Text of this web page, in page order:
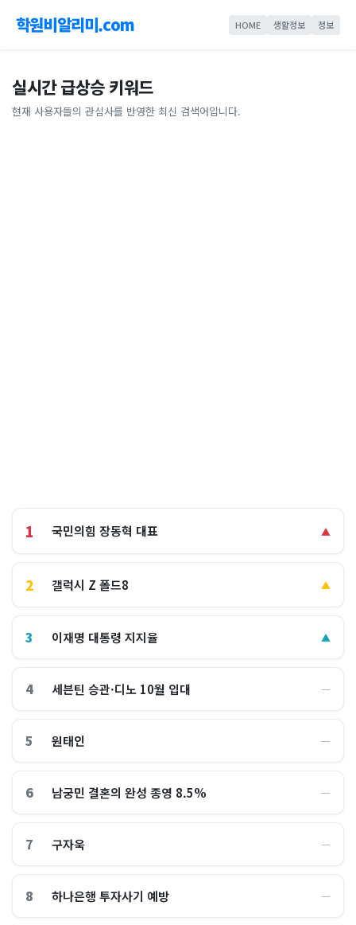
학원비알리미.com HOME 생활정보 정보
실시간 급상승 키워드
현재 사용자들의 관심사를 반영한 최신 검색어입니다.
1 국민의힘 장동혁 대표 ▲
2 갤럭시 Z 폴드8 ▲
3 이재명 대통령 지지율 ▲
4 세븐틴 승관·디노 10월 입대 ―
5 원태인 ―
6 남궁민 결혼의 완성 종영 8.5% ―
7 구자욱 ―
8 하나은행 투자사기 예방 ―